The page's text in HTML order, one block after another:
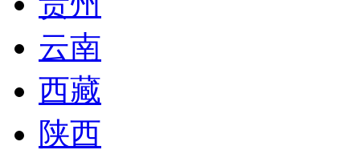
云南
西藏
陕西